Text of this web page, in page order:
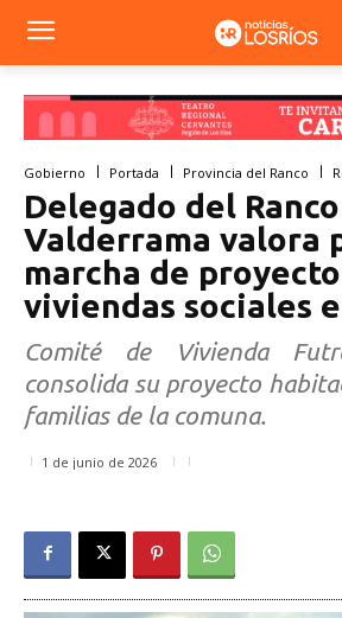
Gobierno Portada Provincia del Ranco
Delegado del
Valderrama valora
marcha de
viviendas sociales
Comité de Vivienda
consolida su proyecto
familias de la comuna.
1 de junio de 2026